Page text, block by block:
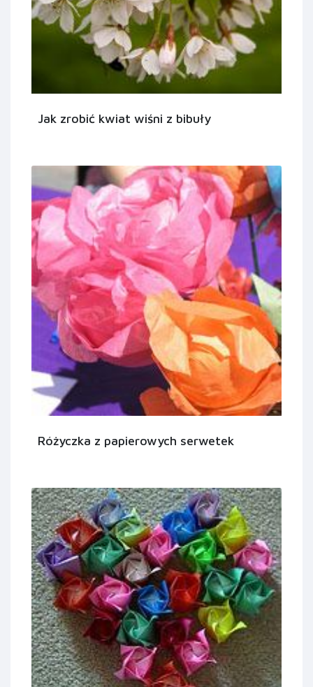
Jak zrobić kwiat wiśni z bibuły
Różyczka z papierowych serwetek